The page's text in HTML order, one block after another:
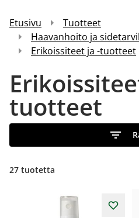
Etusivu
Tuotteet
Haavanhoito ja
Erikoissiteet ja -tuotteet
tuotteet
27 tuotetta